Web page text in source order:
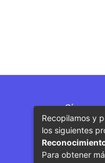
Síguenos
Recopilamos y
los siguientes
Para obtener